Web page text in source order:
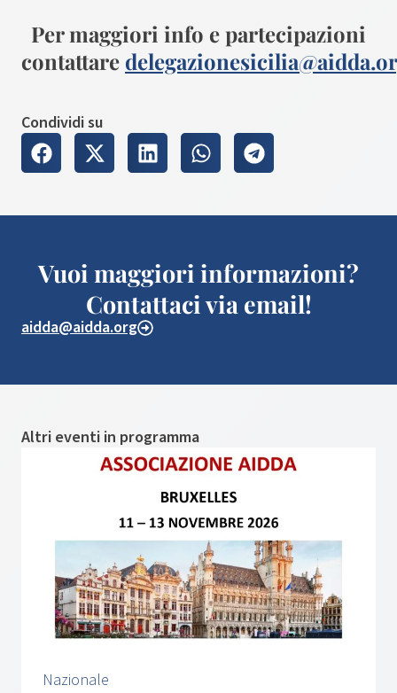
Per maggiori info e partecipazioni
contattare
Condividi su
Vuoi maggiori informazioni?
Contattaci via email!
aidda@aidda.org
Altri eventi in programma
Nazionale